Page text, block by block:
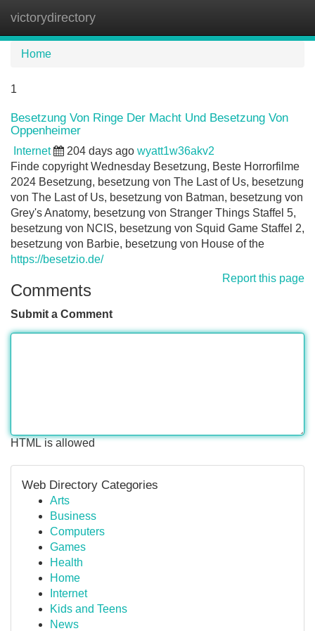
victorydirectory
Home
1
Besetzung Von Ringe Der Macht Und Besetzung Von
Oppenheimer
Internet 204 days ago wyatt1w36akv2
Finde copyright Wednesday Besetzung, Beste Horrorfilme
2024 Besetzung, besetzung von The Last of Us, besetzung
von The Last of Us, besetzung von Batman, besetzung von
Grey's Anatomy, besetzung von Stranger Things Staffel 5,
besetzung von NCIS, besetzung von Squid Game Staffel 2,
besetzung von Barbie, besetzung von House of the
https://besetzio.de/
Report this page
Comments
Submit a Comment
HTML is allowed
Web Directory Categories
Arts
Business
Computers
Games
Health
Home
Internet
Kids and Teens
News